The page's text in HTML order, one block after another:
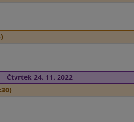
Čtvrtek 24. 11. 2022